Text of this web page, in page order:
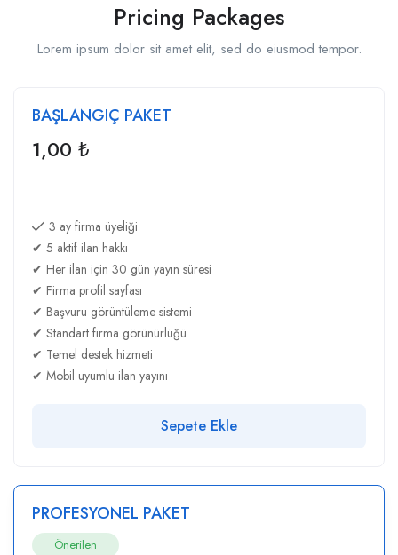
Pricing Packages
Lorem ipsum dolor sit amet elit, sed do eiusmod tempor.
BAŞLANGIÇ PAKET
1,00 ₺
3 ay firma üyeliği
✔ 5 aktif ilan hakkı
✔ Her ilan için 30 gün yayın süresi
✔ Firma profil sayfası
✔ Başvuru görüntüleme sistemi
✔ Standart firma görünürlüğü
✔ Temel destek hizmeti
✔ Mobil uyumlu ilan yayını
Sepete Ekle
PROFESYONEL PAKET
Önerilen